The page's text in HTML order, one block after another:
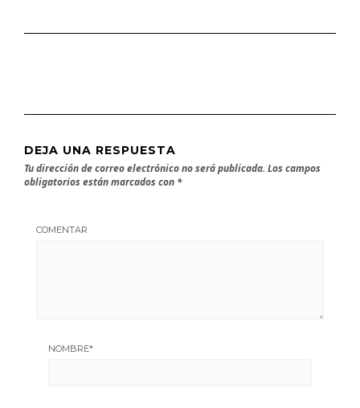
DEJA UNA RESPUESTA
Tu dirección de correo electrónico no será publicada. Los campos
obligatorios están marcados con *
COMENTAR
NOMBRE*